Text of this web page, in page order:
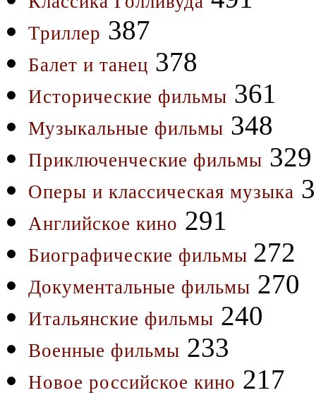
Триллер 387
Балет и танец 378
Исторические фильмы 361
Музыкальные фильмы 348
Приключенческие фильмы 329
Оперы и классическая музыка
Английское кино 291
Биографические фильмы 272
Документальные фильмы 270
Итальянские фильмы 240
Военные фильмы 233
Новое российское кино 217